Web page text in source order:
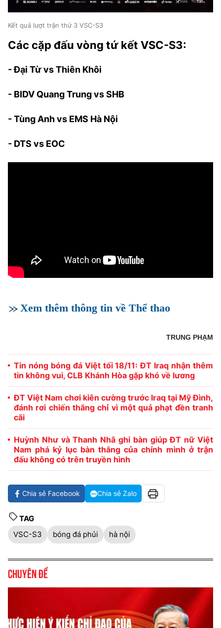
Kết quả lượt trận thứ 3 VSC-S3
Các cặp đấu vòng tứ kết VSC-S3:
- Đại Từ vs Thiên Khôi
- BIDV Quang Trung vs SHB
- Tùng Anh vs EMS Hà Nội
- DTS vs EOC
Xem thêm thông tin về Thể thao
TRUNG PHẠM
Tin nóng bóng đá Việt tối 18/11: ĐT Iraq nhận thêm
tin không vui, CLB Khánh Hòa gặp khó về lương
ĐT Việt Nam chơi kiên cường trước Iraq tại Mỹ Đình,
đánh rơi chiến thắng chỉ vì một quả phạt đền tranh
cãi
Huỳnh Như và Thanh Nhã ghi bàn giúp ĐT nữ Việt
Nam phá kỷ lục bàn thắng của chính mình ở trận
đấu không có trên truyền hình
Chia sẻ Facebook Chia sẻ Zalo
TAG
VSC-S3
bóng đá phủi hà nội
Chuyên đề